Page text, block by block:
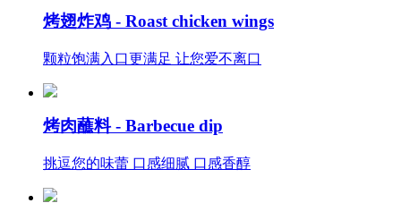
烤翅炸鸡 - Roast chicken wings
颗粒饱满入口更满足 让您爱不离口
烤肉蘸料 - Barbecue dip
挑逗您的味蕾 口感细腻 口感香醇